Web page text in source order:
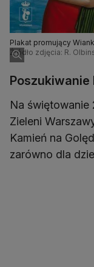
Plakat promujący
Źródło zdjęcia: R.
Na świętowanie
Zieleni
Kamień na
zarówno dla